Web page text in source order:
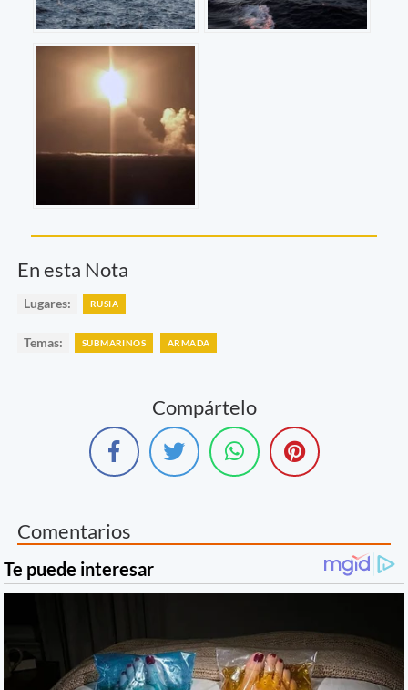
En esta Nota
Lugares: RUSIA
Temas: SUBMARINOS ARMADA
Compártelo
Comentarios